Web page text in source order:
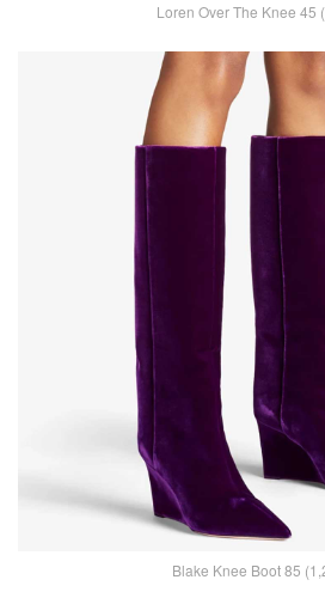
Loren Over The Knee 45
Blake Knee Boot 85